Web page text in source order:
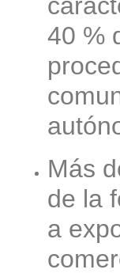
40 %
Más
de la
a